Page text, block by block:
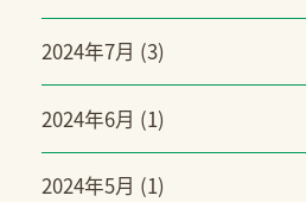
2024年7月 (3)
2024年6月 (1)
2024年5月 (1)